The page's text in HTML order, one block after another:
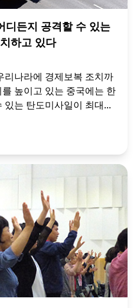
디든지 공격할 수 있는
하고 있다
리나라에 경제보복 조치까
높이고 있는 중국에는 한
는 탄도미사일이 최대...